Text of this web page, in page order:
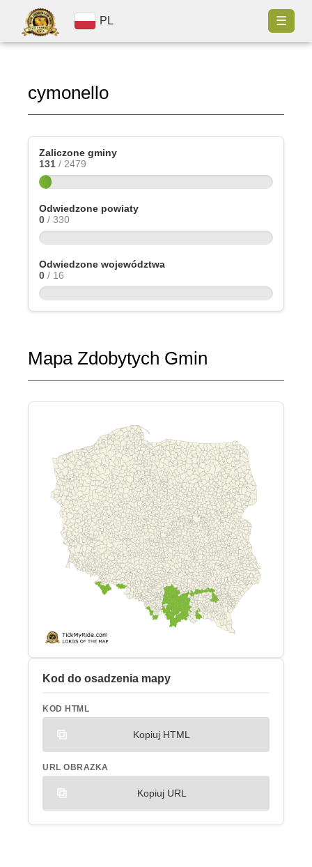
PL ☰
cymonello
Zaliczone gminy
131 / 2479
Odwiedzone powiaty
0 / 330
Odwiedzone województwa
0 / 16
Mapa Zdobytych Gmin
Kod do osadzenia mapy
KOD HTML
Kopiuj HTML
URL OBRAZKA
Kopiuj URL